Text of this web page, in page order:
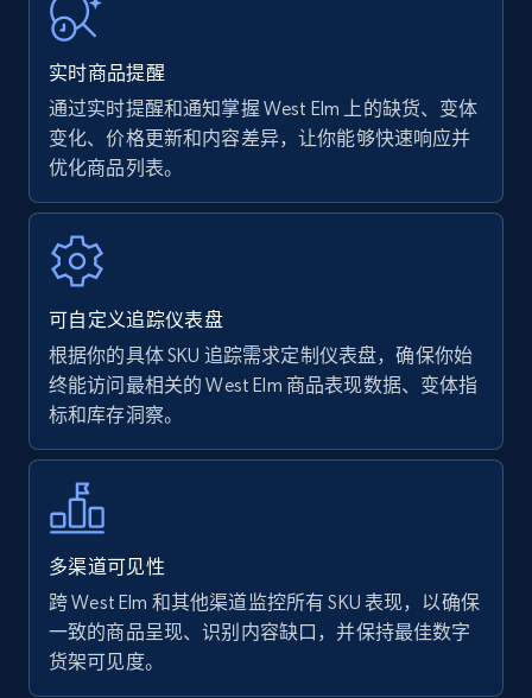
URL, Product name, Product rating, Product
rating object, Product rating max, Rating,
Author name, Asin, and more.
7.4K+ 870+ 立即开始
Walmart - products
Specifications, Image urls, Top reviews, and
more.
5.6K+
Walmart - products - Find new products by
using specific category URL
URL, Final price, Sku, Currency, Gtin,
Specifications, Image urls, Top reviews, and
more.
实时商品提醒
通过实时提醒和通知掌握 West Elm 上的缺货、变体
变化、价格更新和内容差异，让你能够快速响应并
优化商品列表。
可自定义追踪仪表盘
根据你的具体 SKU 追踪需求定制仪表盘，确保你始
终能访问最相关的 West Elm 商品表现数据、变体指
标和库存洞察。
多渠道可见性
跨 West Elm 和其他渠道监控所有 SKU 表现，以确保
一致的商品呈现、识别内容缺口，并保持最佳数字
货架可见度。